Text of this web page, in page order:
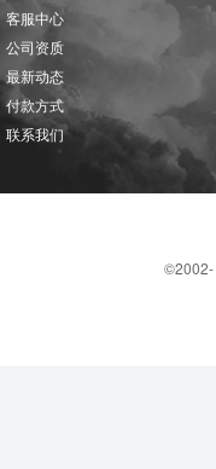
客服中心
公司资质
最新动态
付款方式
联系我们
©2002-